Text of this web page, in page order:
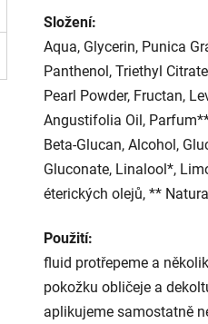
Složení:
Aqua, Glycerin, Punica
Panthenol, Triethyl
Pearl Powder, Fructan,
Angustifolia Oil,
Beta-Glucan, Alcohol,
Gluconate, Linalool*,
éterických olejů, **
Použití:
fluid protřepeme a
pokožku obličeje a
aplikujeme samostatně